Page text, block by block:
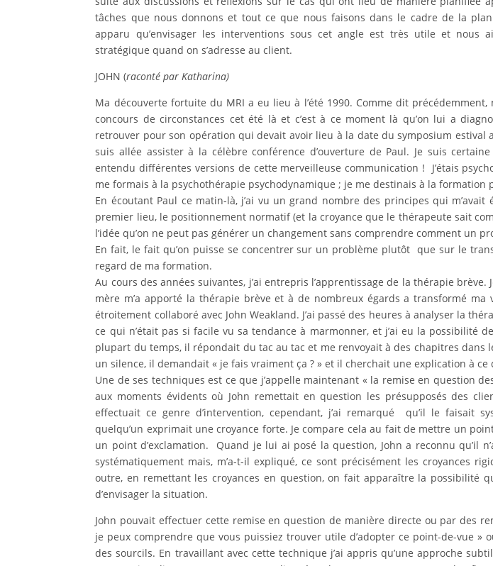
tâches que nous donnons et tout ce que nous faisons dans le cadre de la
apparu qu’envisager les interventions sous cet angle est très utile et nous
stratégique quand on s’adresse au client.
JOHN (raconté par Katharina)
Ma découverte fortuite du MRI a eu lieu à l’été 1990. Comme dit
concours de circonstances cet été là et c’est à ce moment là qu’on lui a
retrouver pour son opération qui devait avoir lieu à la date du symposium estival
suis allée assister à la célèbre conférence d’ouverture de Paul. Je suis
entendu différentes versions de cette merveilleuse communication ! J’étais
me formais à la psychothérapie psychodynamique ; je me destinais à la formation
En écoutant Paul ce matin-là, j’ai vu un grand nombre des principes qui m’avait
premier lieu, le positionnement normatif (et la croyance que le thérapeute sait
l’idée qu’on ne peut pas générer un changement sans comprendre comment un
En fait, le fait qu’on puisse se concentrer sur un problème plutôt que sur le
regard de ma formation.
Au cours des années suivantes, j’ai entrepris l’apprentissage de la thérapie brève.
mère m’a apporté la thérapie brève et à de nombreux égards a transformé ma
étroitement collaboré avec John Weakland. J’ai passé des heures à analyser la
ce qui n’était pas si facile vu sa tendance à marmonner, et j’ai eu la possibilité
plupart du temps, il répondait du tac au tac et me renvoyait à des chapitres dans
un silence, il demandait « je fais vraiment ça ? » et il cherchait une explication à
Une de ses techniques est ce que j’appelle maintenant « la remise en question
aux moments évidents où John remettait en question les présupposés des
effectuait ce genre d’intervention, cependant, j’ai remarqué qu’il le faisait
quelqu’un exprimait une croyance forte. Je compare cela au fait de mettre un
un point d’exclamation. Quand je lui ai posé la question, John a reconnu qu’il
systématiquement mais, m’a-t-il expliqué, ce sont précisément les croyances
outre, en remettant les croyances en question, on fait apparaître la possibilité
d’envisager la situation.
John pouvait effectuer cette remise en question de manière directe ou par des
je peux comprendre que vous puissiez trouver utile d’adopter ce point-de-vue »
des sourcils. En travaillant avec cette technique j’ai appris qu’une approche